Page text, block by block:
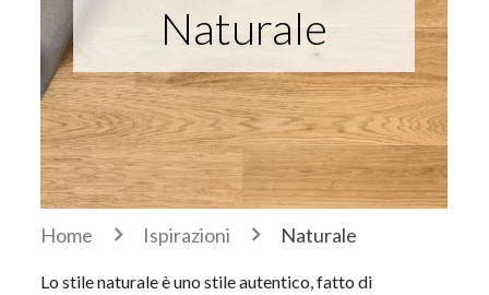
Naturale
Home Ispirazioni Naturale
Lo stile naturale è uno stile autentico, fatto di